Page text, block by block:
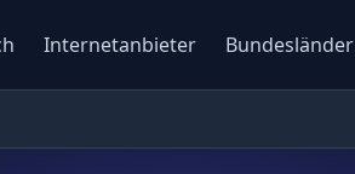
Internetanbieter Bundesländer